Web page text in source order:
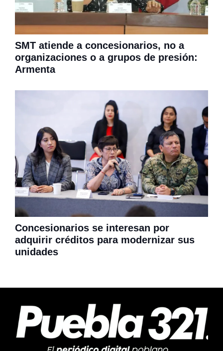
SMT atiende a concesionarios, no a
organizaciones o a grupos de presión:
Armenta
Concesionarios se interesan por
adquirir créditos para modernizar sus
unidades